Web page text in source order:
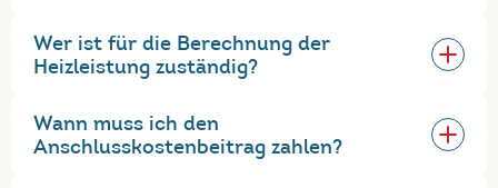
Wer ist für die Berechnung der
Heizleistung zuständig?
Wann muss ich den
Anschlusskostenbeitrag zahlen?